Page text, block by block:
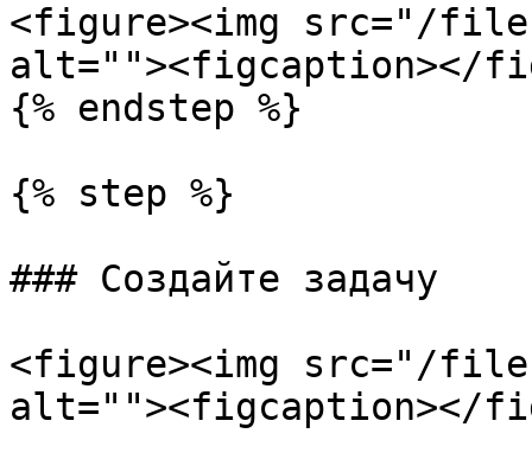
<figure><img src="/files/
alt=""><figcaption></
{% endstep %}
{% step %}
### Создайте задачу
<figure><img src="/files/
alt=""><figcaption></